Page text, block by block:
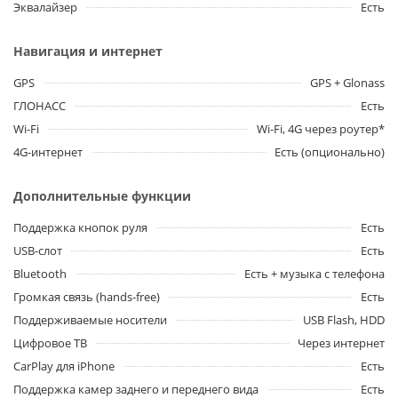
Эквалайзер Есть
Навигация и интернет
GPS
GPS + Glonass
ГЛОНАСС
Есть
Wi-Fi
Wi-Fi, 4G через роутер*
4G-интернет
Есть (опционально)
Дополнительные функции
Поддержка кнопок руля
Есть
USB-слот
Есть
Bluetooth
Есть + музыка с телефона
Громкая связь (hands-free)
Есть
Поддерживаемые носители
USB Flash, HDD
Цифровое ТВ
Через интернет
CarPlay для iPhone
Есть
Поддержка камер заднего и переднего вида
Есть